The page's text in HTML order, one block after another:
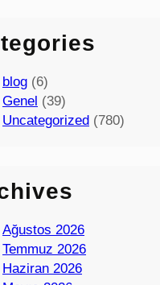
blog (6)
Genel (39)
Uncategorized (780)
Ağustos 2026
Temmuz 2026
Haziran 2026